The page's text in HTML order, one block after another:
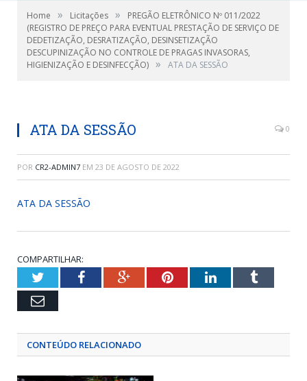
Home » Licitações »
PREGÃO ELETRÔNICO Nº 011/2022
(REGISTRO DE PREÇO PARA EVENTUAL PRESTAÇÃO DE SERVIÇO DE
DEDETIZAÇÃO, DESRATIZAÇÃO, DESINSETIZAÇÃO
DESCUPINIZAÇÃO NO CONTROLE DE PRAGAS INVASORAS,
HIGIENIZAÇÃO E DESINFECÇÃO) » ATA DA SESSÃO
ATA DA SESSÃO 0
POR CR2-ADMIN7 EM 23 DE AGOSTO DE 2022
ATA DA SESSÃO
COMPARTILHAR:
TwitterFacebookGoogle+PinterestLinkedInTumblr
Email
CONTEÚDO RELACIONADO